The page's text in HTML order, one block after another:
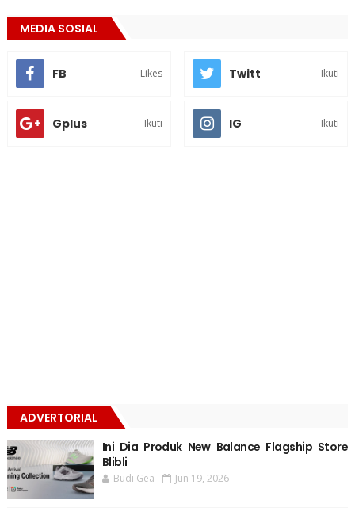
MEDIA SOSIAL
FB Likes Twitt Ikuti
Gplus Ikuti IG Ikuti
ADVERTORIAL
Ini Dia Produk New Balance Flagship Store
Blibli
Budi Gea Jun 19, 2026